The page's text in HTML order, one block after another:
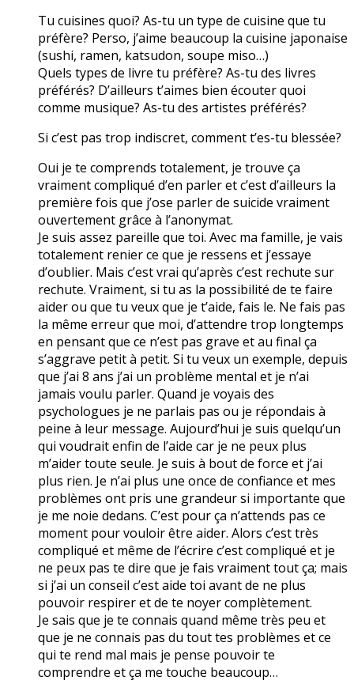
Tu cuisines quoi? As-tu un type de cuisine que tu
préfère? Perso, j’aime beaucoup la cuisine japonaise
(sushi, ramen, katsudon, soupe miso…)
Quels types de livre tu préfère? As-tu des livres
préférés? D’ailleurs t’aimes bien écouter quoi
comme musique? As-tu des artistes préférés?
Si c’est pas trop indiscret, comment t’es-tu blessée?
Oui je te comprends totalement, je trouve ça
vraiment compliqué d’en parler et c’est d’ailleurs la
première fois que j’ose parler de suicide vraiment
ouvertement grâce à l’anonymat.
Je suis assez pareille que toi. Avec ma famille, je vais
totalement renier ce que je ressens et j’essaye
d’oublier. Mais c’est vrai qu’après c’est rechute sur
rechute. Vraiment, si tu as la possibilité de te faire
aider ou que tu veux que je t’aide, fais le. Ne fais pas
la même erreur que moi, d’attendre trop longtemps
en pensant que ce n’est pas grave et au final ça
s’aggrave petit à petit. Si tu veux un exemple, depuis
que j’ai 8 ans j’ai un problème mental et je n’ai
jamais voulu parler. Quand je voyais des
psychologues je ne parlais pas ou je répondais à
peine à leur message. Aujourd’hui je suis quelqu’un
qui voudrait enfin de l’aide car je ne peux plus
m’aider toute seule. Je suis à bout de force et j’ai
plus rien. Je n’ai plus une once de confiance et mes
problèmes ont pris une grandeur si importante que
je me noie dedans. C’est pour ça n’attends pas ce
moment pour vouloir être aider. Alors c’est très
compliqué et même de l’écrire c’est compliqué et je
ne peux pas te dire que je fais vraiment tout ça; mais
si j’ai un conseil c’est aide toi avant de ne plus
pouvoir respirer et de te noyer complètement.
Je sais que je te connais quand même très peu et
que je ne connais pas du tout tes problèmes et ce
qui te rend mal mais je pense pouvoir te
comprendre et ça me touche beaucoup…